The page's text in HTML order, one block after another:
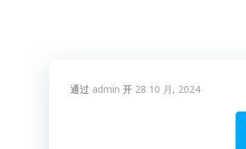
通过 admin 开 28 10 月, 2024